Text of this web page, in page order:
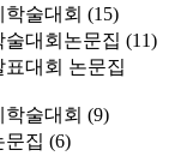
술대회 (15)
대회논문집 (11)
대회 논문집
술대회 (9)
문집 (6)